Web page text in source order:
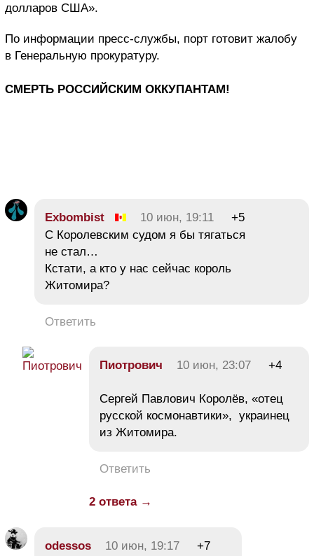
долларов США».
По информации пресс-службы, порт готовит жалобу
в Генеральную прокуратуру.
СМЕРТЬ РОССИЙСКИМ ОККУПАНТАМ!
Exbombist 10 июн, 19:11
+5
С Королевским судом я бы тягаться
не стал…
Кстати, а кто у нас сейчас король
Житомира?
Ответить
Пиотрович 10 июн, 23:07 +4
Сергей Павлович Королёв, «отец
русской космонавтики», украинец
из Житомира.
Ответить
2 ответа →
odessos 10 июн, 19:17
+7